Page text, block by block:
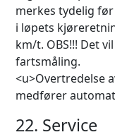
merkes tydelig
i løpets
km/t. OBS!!! Det
fartsmåling.
<u>Overtredelse
medfører
22. Service